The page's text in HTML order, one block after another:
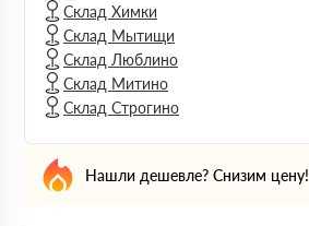
Склад Химки
Склад Мытищи
Склад Люблино
Склад Митино
Склад Строгино
Нашли дешевле? Снизим цену!